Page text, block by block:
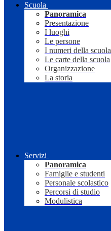
Scuola
Panoramica
Presentazione
I luoghi
Le persone
I numeri della scuola
Le carte della scuola
Organizzazione
La storia
Servizi
Panoramica
Famiglie e studenti
Personale scolastico
Percorsi di studio
Modulistica